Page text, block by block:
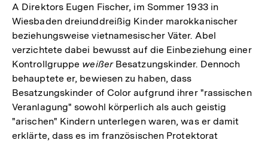
der
Fußnote
A Direktors Eugen Fischer, im Sommer 1933 in
Wiesbaden dreiunddreißig Kinder marokkanischer
beziehungsweise vietnamesischer Väter. Abel
verzichtete dabei bewusst auf die Einbeziehung einer
Kontrollgruppe weißerBesatzungskinder. Dennoch
behauptete er, bewiesen zu haben, dass
Besatzungskinder of Color aufgrund ihrer "rassischen
Veranlagung" sowohl körperlich als auch geistig
"arischen" Kindern unterlegen waren, was er damit
erklärte, dass es im französischen Protektorat